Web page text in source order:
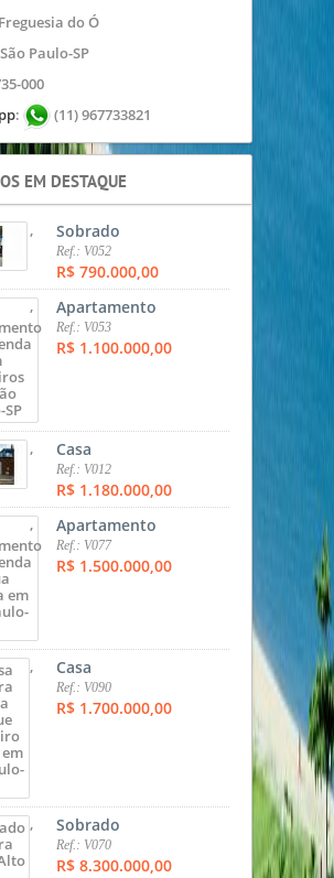
Freguesia do Ó
São Paulo-SP
000
: (11) 967733821
EM DESTAQUE
, Sobrado
Ref.: V052
R$ 790.000,00
, Apartamento
Ref.: V053
R$ 1.100.000,00
, Casa
Ref.: V012
R$ 1.180.000,00
, Apartamento
Ref.: V077
R$ 1.500.000,00
, Casa
Ref.: V090
R$ 1.700.000,00
, Sobrado
Ref.: V070
R$ 8.300.000,00